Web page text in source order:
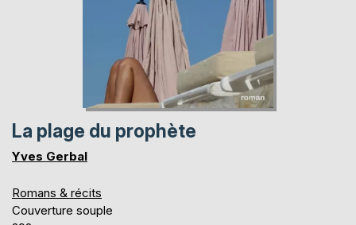
La plage du prophète
Yves Gerbal
Romans & récits
Couverture souple